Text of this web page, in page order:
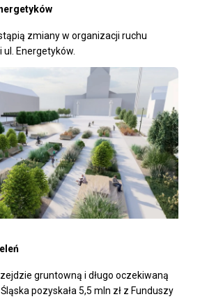
zmiany w organizacji ruchu
Energetyków.
gruntowną i długo oczekiwaną
pozyskała 5,5 mln zł z Funduszy